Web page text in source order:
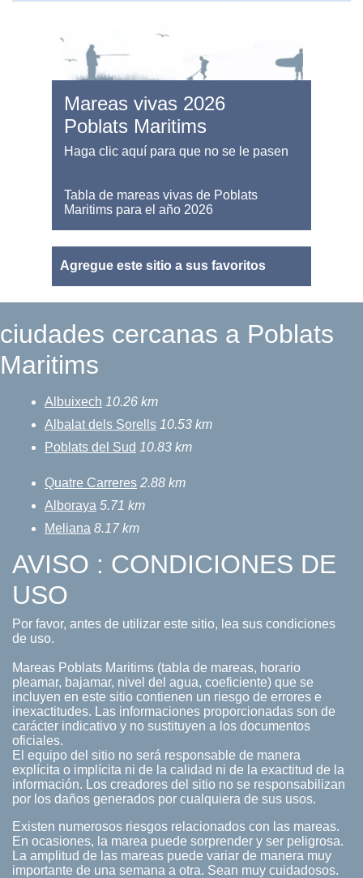
Mareas vivas 2026
Poblats Maritims
Haga clic aquí para que no se le pasen
Tabla de mareas vivas de Poblats
Maritims para el año 2026
Agregue este sitio a sus favoritos
ciudades cercanas a Poblats
Maritims
Albuixech 10.26 km
Albalat dels Sorells 10.53 km
Poblats del Sud 10.83 km
Quatre Carreres 2.88 km
Alboraya 5.71 km
Meliana 8.17 km
AVISO : CONDICIONES DE
USO
Por favor, antes de utilizar este sitio, lea sus condiciones
de uso.
Mareas Poblats Maritims (tabla de mareas, horario
pleamar, bajamar, nivel del agua, coeficiente) que se
incluyen en este sitio contienen un riesgo de errores e
inexactitudes. Las informaciones proporcionadas son de
carácter indicativo y no sustituyen a los documentos
oficiales.
El equipo del sitio no será responsable de manera
explícita o implícita ni de la calidad ni de la exactitud de la
información. Los creadores del sitio no se responsabilizan
por los daños generados por cualquiera de sus usos.
Existen numerosos riesgos relacionados con las mareas.
En ocasiones, la marea puede sorprender y ser peligrosa.
La amplitud de las mareas puede variar de manera muy
importante de una semana a otra. Sean muy cuidadosos.